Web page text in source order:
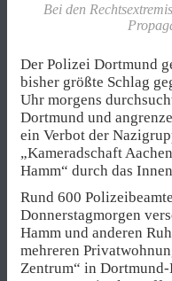
Bei den
Der Polizei Dortmund
bisher größte Schlag
Uhr morgens
Dortmund und
ein Verbot der
„Kameradschaft
Hamm“ durch das
Rund 600
Donnerstagmorgen
Hamm und anderen
mehreren
Zentrum“ in